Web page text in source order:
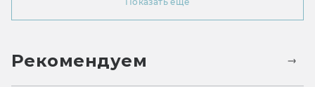
Рекомендуем